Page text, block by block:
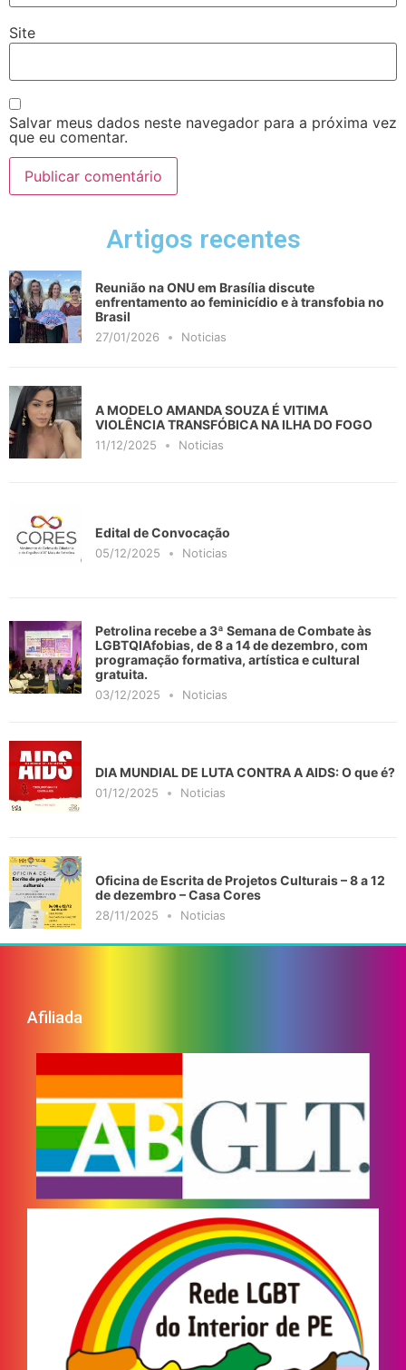
Site
Salvar meus dados neste navegador para a próxima vez
que eu comentar.
Artigos recentes
Reunião na ONU em Brasília discute
enfrentamento ao feminicídio e à transfobia no
Brasil
27/01/2026 Noticias
A MODELO AMANDA SOUZA É VITIMA
VIOLÊNCIA TRANSFÓBICA NA ILHA DO FOGO
11/12/2025 Noticias
Edital de Convocação
05/12/2025 Noticias
Petrolina recebe a 3ª Semana de Combate às
LGBTQIAfobias, de 8 a 14 de dezembro, com
programação formativa, artística e cultural
gratuita.
03/12/2025 Noticias
DIA MUNDIAL DE LUTA CONTRA A AIDS: O que é?
01/12/2025 Noticias
Oficina de Escrita de Projetos Culturais – 8 a 12
de dezembro – Casa Cores
28/11/2025 Noticias
Afiliada